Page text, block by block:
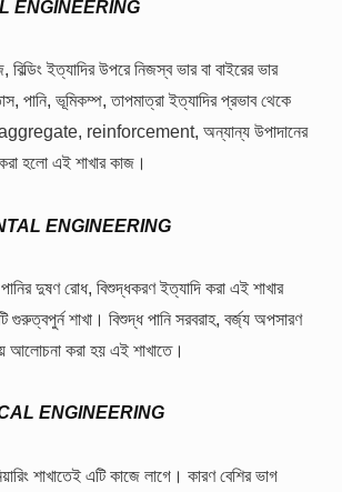
ENGINEERING
বিল্ডিং ইত্যাদির উপরে নিজস্ব ভার বা বাইরের ভার
পানি, ভূমিকম্প, তাপমাত্রা ইত্যাদির প্রভাব থেকে
reinforcement, অন্যান্য উপাদানের
হলো এই শাখার কাজ।
ENGINEERING
দুষণ রোধ, বিশুদ্ধকরণ ইত্যাদি করা এই শাখার
গুরুত্বপুর্ন শাখা। বিশুদ্ধ পানি সরবরাহ, বর্জ্য অপসারণ
আলোচনা করা হয় এই শাখাতে।
ENGINEERING
শাখাতেই এটি কাজে লাগে। কারণ বেশির ভাগ